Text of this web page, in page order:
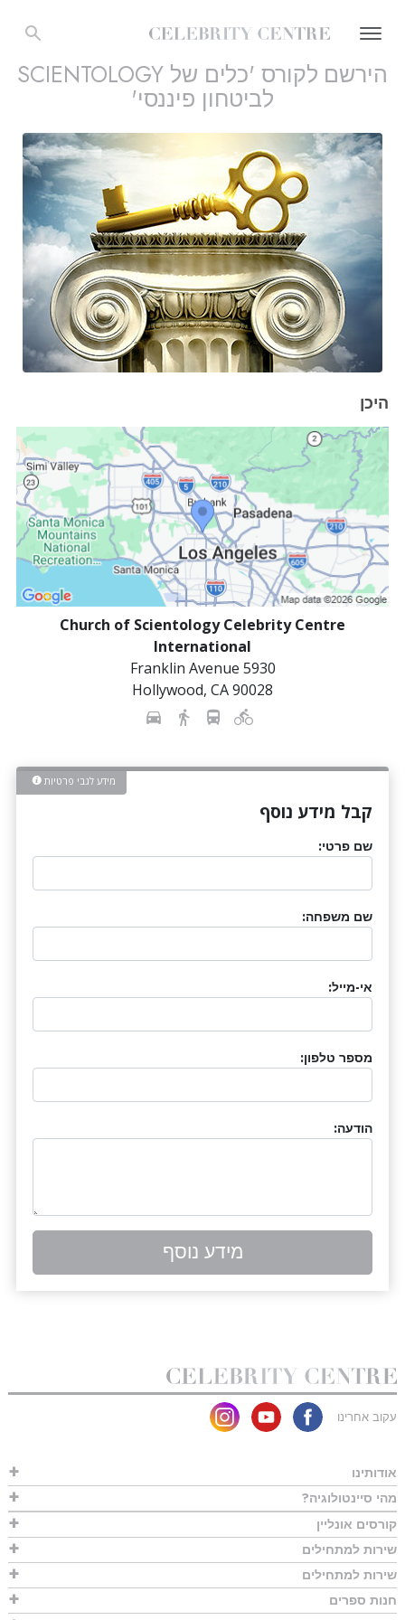
הירשם לקורס 'כלים של SCIENTOLOGY
לביטחון פיננסי'
היכן
Church of Scientology Celebrity Centre
International
5930 Franklin Avenue
Hollywood, CA90028
מידע לגבי פרטיות
קבל מידע נוסף
שם פרטי:
שם משפחה:
אי-מייל:
מספר טלפון:
הודעה:
מידע נוסף
עקוב אחרינו
אודותינו
מהי סיינטולוגיה?
קורסים אונליין
שירות למתחילים
שירות למתחילים
חנות ספרים